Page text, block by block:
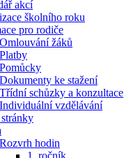
akcí
školního roku
pro rodiče
Omlouvání žáků
Platby
Pomůcky
Dokumenty ke stažení
Třídní schůzky a konzultace
Individuální vzdělávání
Rozvrh hodin
1. ročník